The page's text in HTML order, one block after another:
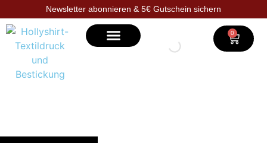
Newsletter abonnieren & 5€ Gutschein sichern
0